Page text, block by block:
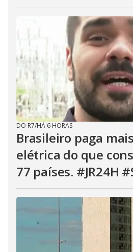
DO R7/HÁ 6 HORAS
Brasileiro paga
elétrica do que
77 países. #JR24H